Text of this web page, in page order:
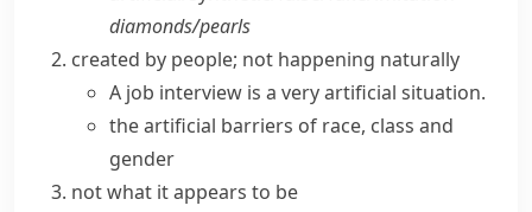
diamonds/​pearls
created by people; not happening naturally
A job interview is a very artificial situation.
the artificial barriers of race, class and
gender
not what it appears to be